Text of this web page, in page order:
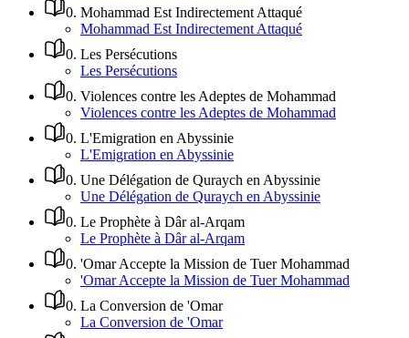
0. Mohammad Est Indirectement Attaqué
Mohammad Est Indirectement Attaqué
0. Les Persécutions
Les Persécutions
0. Violences contre les Adeptes de Mohammad
Violences contre les Adeptes de Mohammad
0. L'Emigration en Abyssinie
L'Emigration en Abyssinie
0. Une Délégation de Quraych en Abyssinie
Une Délégation de Quraych en Abyssinie
0. Le Prophète à Dâr al-Arqam
Le Prophète à Dâr al-Arqam
0. 'Omar Accepte la Mission de Tuer Mohammad
'Omar Accepte la Mission de Tuer Mohammad
0. La Conversion de 'Omar
La Conversion de 'Omar